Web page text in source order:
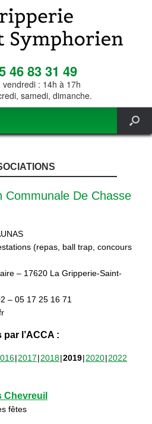
46 83 31 49
vendredi : 14h à 17h
samedi, dimanche.
Communale De Chasse
(repas, ball trap, concours
– 17620 La Gripperie-Saint-
– 05 17 25 16 71
l’ACCA :
2017 2018 2019 2020 2022
Chevreuil
fêtes